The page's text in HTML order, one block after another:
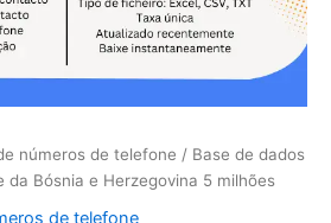
números de telefone / Base de dados
Bósnia e Herzegovina 5 milhões
de telefone